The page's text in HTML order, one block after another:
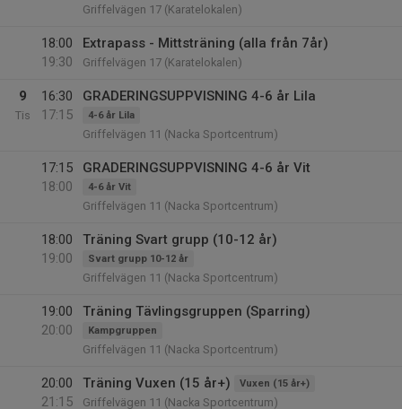
Griffelvägen 17 (Karatelokalen)
18:00
19:30
Extrapass - Mittsträning (alla från 7år)
Griffelvägen 17 (Karatelokalen)
9
Tis
16:30
17:15
GRADERINGSUPPVISNING 4-6 år Lila
4-6 år Lila
Griffelvägen 11 (Nacka Sportcentrum)
17:15
18:00
GRADERINGSUPPVISNING 4-6 år Vit
4-6 år Vit
Griffelvägen 11 (Nacka Sportcentrum)
18:00
19:00
Träning Svart grupp (10-12 år)
Svart grupp 10-12 år
Griffelvägen 11 (Nacka Sportcentrum)
19:00
20:00
Träning Tävlingsgruppen (Sparring)
Kampgruppen
Griffelvägen 11 (Nacka Sportcentrum)
20:00
21:15
Träning Vuxen (15 år+) Vuxen (15 år+)
Griffelvägen 11 (Nacka Sportcentrum)